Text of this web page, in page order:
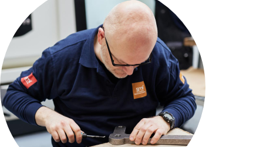
Maritime
SMI groep
Over ons
Contact